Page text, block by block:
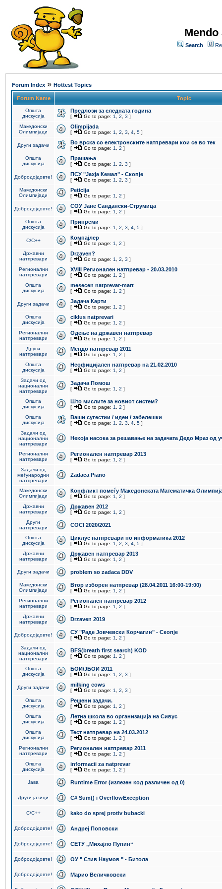
Search
Forum Index » Hottest Topics
Forum Name Topic
Општа
дискусија
Предлози за следната година
[ Go to page: 1 2 3 ]
Македонски
Олимпијади
Olimpijada
[ Go to page: 1 2 3 4 5 ]
Други задачи Во врска со електронските натпревари кои се во тек
[ Go to page: 1 2 ]
Општа
дискусија
Прашања
[ Go to page: 1 2 3 ]
Добродојдовте! ПCУ "Јахја Кемал" - Скопје
[ Go to page: 1 2 3 ]
Македонски
Олимпијади
Peticija
[ Go to page: 1 2 ]
Добродојдовте! СОУ Јане Сандански-Струмица
[ Go to page: 1 2 ]
Општа
дискусија
Припреми
[ Go to page: 1 2 3 4 5 ]
C/C++ Компајлер
[ Go to page: 1 2 ]
Државни
натпревари
Drzaven?
[ Go to page: 1 2 3 ]
Регионални
натпревари
XVIII Регионален натпревар - 20.03.2010
[ Go to page: 1 2 ]
Општа
дискусија
mesecen natprevar-mart
[ Go to page: 1 2 ]
Други задачи Задача Карти
[ Go to page: 1 2 ]
Општа
дискусија
ciklus natprevari
[ Go to page: 1 2 ]
Регионални
натпревари
Одење на државен натпревар
[ Go to page: 1 2 ]
Други
натпревари
Мендо натпревар 2011
[ Go to page: 1 2 ]
Општа
дискусија
Неофицијален натпревар на 21.02.2010
[ Go to page: 1 2 ]
Задачи од
национални
натпревари
Задача Помош
[ Go to page: 1 2 ]
Општа
дискусија
Што мислите за новиот систем?
[ Go to page: 1 2 ]
Општа
дискусија
Ваши сугестии / идеи / забелешки
[ Go to page: 1 2 3 4 5 ]
Задачи од
национални
натпревари
Некоја насока за решавање на задачата Дедо Мраз од
Регионални
натпревари
Регионален натпревар 2013
[ Go to page: 1 2 ]
Задачи од
меѓународни
натпревари
Zadaca Piano
Македонски
Олимпијади
Конфликт помеѓу Македонската Математичка
[ Go to page: 1 2 ]
Државни
натпревари
Државен 2012
[ Go to page: 1 2 ]
Други
натпревари
COCI 2020/2021
Општа
дискусија
Циклус натпревари по информатика 2012
[ Go to page: 1 2 3 4 5 ]
Државни
натпревари
Државен натпревар 2013
[ Go to page: 1 2 ]
Други задачи problem so zadaca DDV
Македонски
Олимпијади
Втор изборен натпревар (28.04.2011 16:00-19:00)
[ Go to page: 1 2 ]
Регионални
натпревари
Регионален натпревар 2012
[ Go to page: 1 2 ]
Државни
натпревари
Drzaven 2019
Добродојдовте! СУ "Раде Јовчевски Корчагин" - Скопје
[ Go to page: 1 2 ]
Задачи од
национални
натпревари
BFS(breath first search) KOD
[ Go to page: 1 2 ]
Општа
дискусија
БОИ/ЈБОИ 2011
[ Go to page: 1 2 3 ]
Други задачи milking cows
[ Go to page: 1 2 3 ]
Општа
дискусија
Решени задачи.
[ Go to page: 1 2 ]
Општа
дискусија
Летна школа во организација на Сивус
[ Go to page: 1 2 ]
Општа
дискусија
Тест натпревар на 24.03.2012
[ Go to page: 1 2 ]
Регионални
натпревари
Регионален натпревар 2011
[ Go to page: 1 2 ]
Општа
дискусија
informacii za natprevar
[ Go to page: 1 2 ]
Јава Runtime Error (излезен код различен од 0)
Други јазици C# Sum() i OverflowException
C/C++ kako do sprej protiv bubacki
Добродојдовте! Андреј Поповски
Добродојдовте! СЕТУ „Михајло Пупин“
Добродојдовте! ОУ " Стив Наумов " - Битола
Добродојдовте! Марио Величковски